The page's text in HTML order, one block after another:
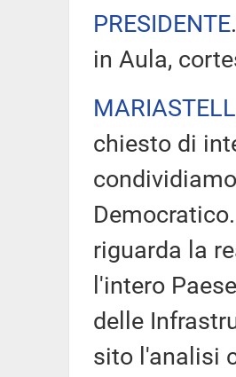
PRESIDENTE
in Aula,
chiesto di
riguarda la
l'intero
delle
sito l'analisi